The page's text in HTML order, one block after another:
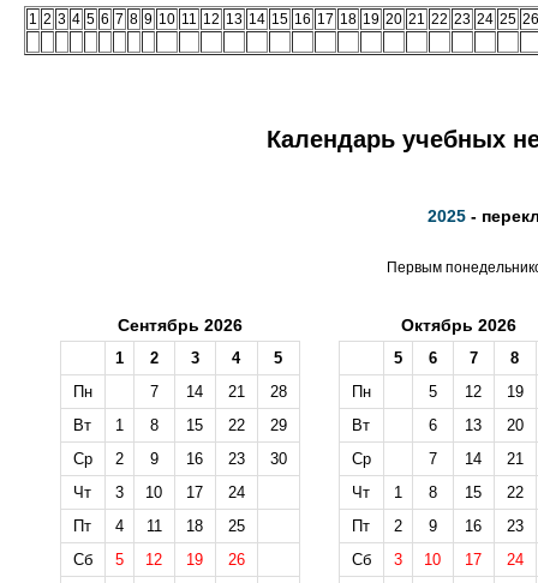
1 2 3 4 5 6 7 8 9 10 11 12 13 14 15 16 17 18 19 20 21 22 23 24 25 26
Календарь учебных
2025 -
Первым
Сентябрь 2026
1 2 3 4
5
Пн
7 14 21
28
Вт
1 8 15 22
29
Ср
2 9 16 23
30
Чт
3 10 17
24
Пт
4 11 18
25
Сб
5 12 19
26
Октябрь 2026
5 6 7
8
Пн
5 12
19
Вт
6 13
20
Ср
7 14
21
Чт
1 8 15
22
Пт
2 9 16
23
Сб
3 10 17
24